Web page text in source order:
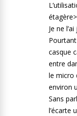
Je ne
casque
entre
le micro
environ
Sans
l’écarte